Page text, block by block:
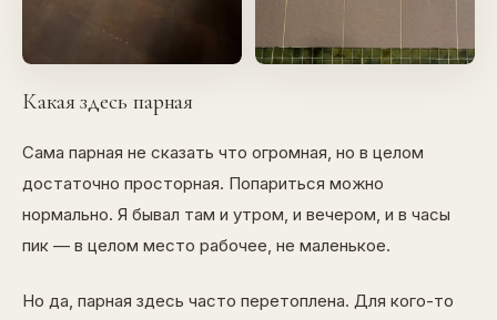
Какая здесь парная
Сама парная не сказать что огромная, но в целом
достаточно просторная. Попариться можно
нормально. Я бывал там и утром, и вечером, и в часы
пик — в целом место рабочее, не маленькое.
Но да, парная здесь часто перетоплена. Для кого-то